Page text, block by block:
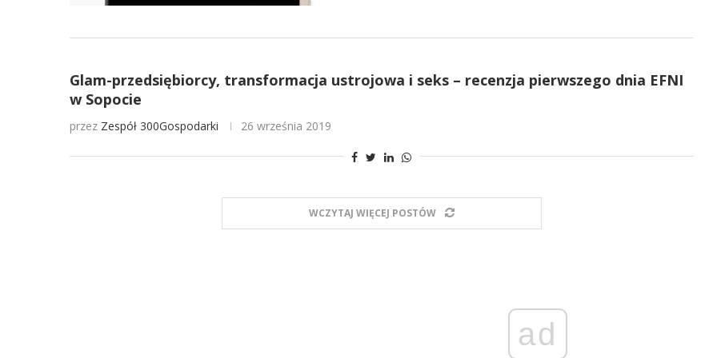
Glam-przedsiębiorcy, transformacja ustrojowa i seks – recenzja pierwszego dnia EFNI
w Sopocie
przez Zespół 300Gospodarki 26 września 2019
WCZYTAJ WIĘCEJ POSTÓW
ad